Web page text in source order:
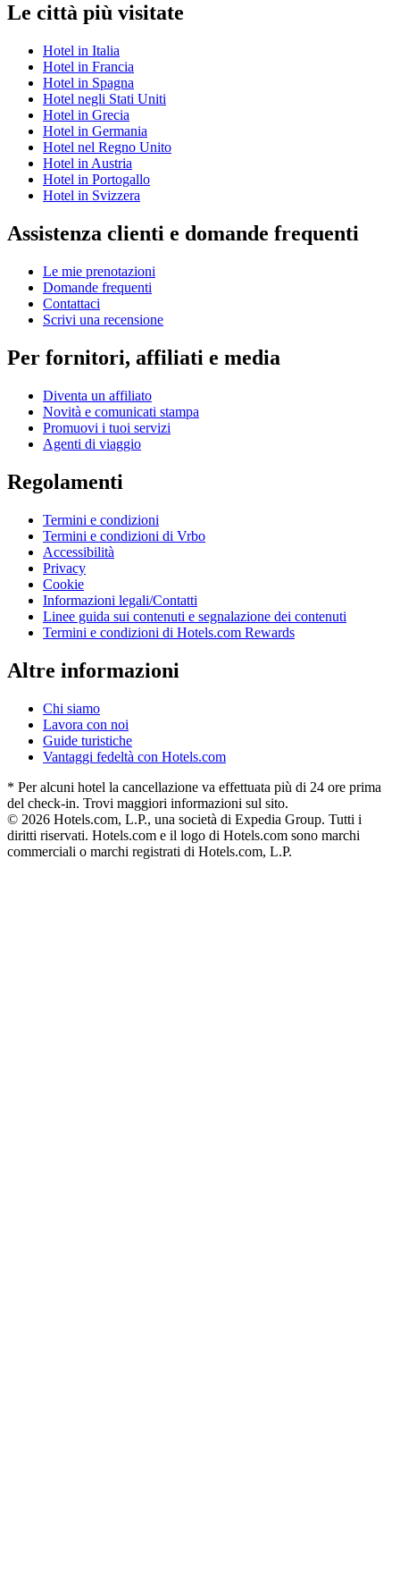
Le città più visitate
Hotel in Italia
Hotel in Francia
Hotel in Spagna
Hotel negli Stati Uniti
Hotel in Grecia
Hotel in Germania
Hotel nel Regno Unito
Hotel in Austria
Hotel in Portogallo
Hotel in Svizzera
Assistenza clienti e domande frequenti
Le mie prenotazioni
Domande frequenti
Contattaci
Scrivi una recensione
Per fornitori, affiliati e media
Diventa un affiliato
Novità e comunicati stampa
Promuovi i tuoi servizi
Agenti di viaggio
Regolamenti
Termini e condizioni
Termini e condizioni di Vrbo
Accessibilità
Privacy
Cookie
Informazioni legali/Contatti
Linee guida sui contenuti e segnalazione dei contenuti
Termini e condizioni di Hotels.com Rewards
Altre informazioni
Chi siamo
Lavora con noi
Guide turistiche
Vantaggi fedeltà con Hotels.com
* Per alcuni hotel la cancellazione va effettuata più di 24 ore prima
del check-in. Trovi maggiori informazioni sul sito.
© 2026 Hotels.com, L.P., una società di Expedia Group. Tutti i
diritti riservati. Hotels.com e il logo di Hotels.com sono marchi
commerciali o marchi registrati di Hotels.com, L.P.